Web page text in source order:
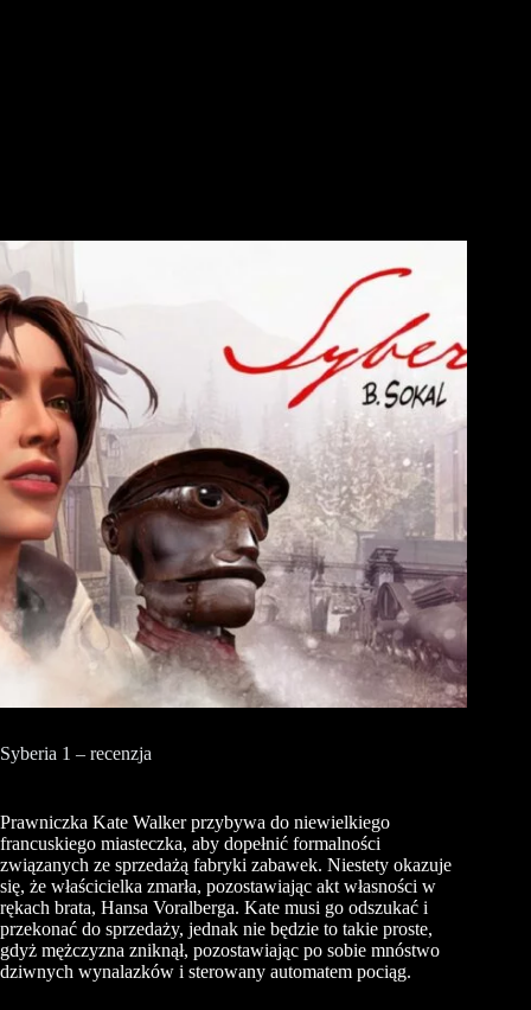
Syberia 1 – recenzja
Prawniczka Kate Walker przybywa do niewielkiego
francuskiego miasteczka, aby dopełnić formalności
związanych ze sprzedażą fabryki zabawek. Niestety okazuje
się, że właścicielka zmarła, pozostawiając akt własności w
rękach brata, Hansa Voralberga. Kate musi go odszukać i
przekonać do sprzedaży, jednak nie będzie to takie proste,
gdyż mężczyzna zniknął, pozostawiając po sobie mnóstwo
dziwnych wynalazków i sterowany automatem pociąg.